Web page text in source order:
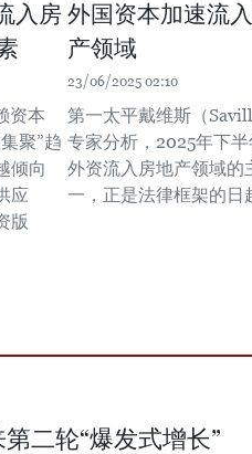
入房
资本
聚”趋
倾向
应
版
外国资本加速流
产领域
23/06/2025 02:10
第一太平戴维斯（
专家分析，2025年下
外资流入房地产领域的
一，正是法律框架的日
二轮“爆发式增长”